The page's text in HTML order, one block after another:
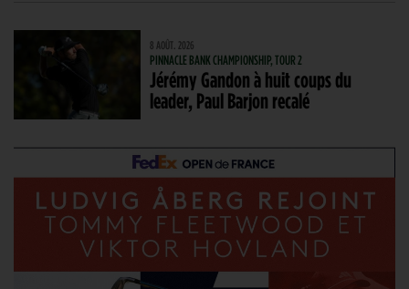
8 AOÛT. 2026
PINNACLE BANK CHAMPIONSHIP, TOUR 2
Jérémy Gandon à huit coups du
leader, Paul Barjon recalé